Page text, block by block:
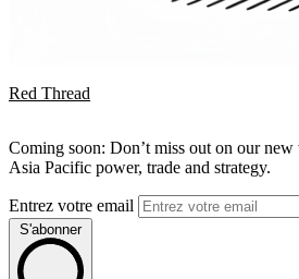
Red Thread
Coming soon: Don’t miss out on our
Asia Pacific power, trade and strategy.
Entrez votre email
S'abonner